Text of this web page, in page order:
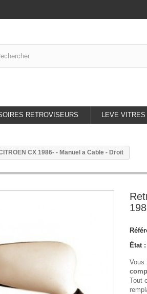
RETROVISEURS LEVE VITRES
CX 1986- - Manuel a Cable - Droit
État :
Vous
Tout